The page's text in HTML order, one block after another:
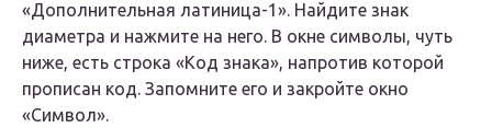
«Дополнительная латиница-1». Найдите знак
диаметра и нажмите на него. В окне символы, чуть
ниже, есть строка «Код знака», напротив которой
прописан код. Запомните его и закройте окно
«Символ».